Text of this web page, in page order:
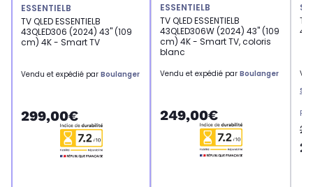
ESSENTIELB
TV QLED ESSENTIELB
43QLED306 (2024) 43" (109
cm) 4K - Smart TV
Vendu et expédié par Boulanger
299,00€
ESSENTIELB
TV QLED ESSENTIELB
43QLED306W (2024) 43" (109
cm) 4K - Smart TV, coloris
blanc
Vendu et expédié par Boulanger
249,00€
TV